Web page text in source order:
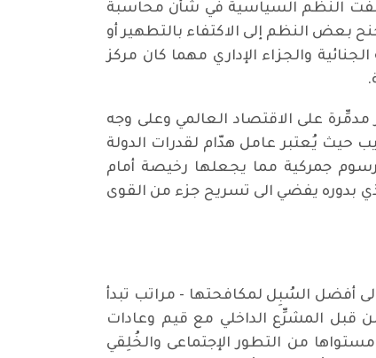
النظم السياسية في شأن محاسبة
بعض النظم إلى الاكتفاء بالتطهير أو
والجزاء الإداري مهما كان مركز
على الاقتصاد العالمي وعلى وجه
حيث يُعتبر عامل هدّام لقدرات الدولة
رسوم جمركية مما يجعلها رخيصة أمام
بدوره يفضي الى تسريح جزء من القوى
أفضل السُبِل لمكافحتها - مراتب تبدأ
قبل المشرِّع الداخلي مع قيم وعادات
من التطور الإجتماعى والخُلِقي